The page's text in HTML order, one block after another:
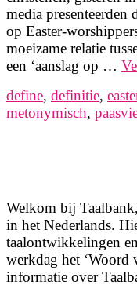
media presenteerden
op Easter-
moeizame relatie
een ‘aanslag op …
define, definitie,
metonymisch,
Welkom bij
in het Nederlands.
taalontwikkelingen
werkdag het ‘Woord
informatie over